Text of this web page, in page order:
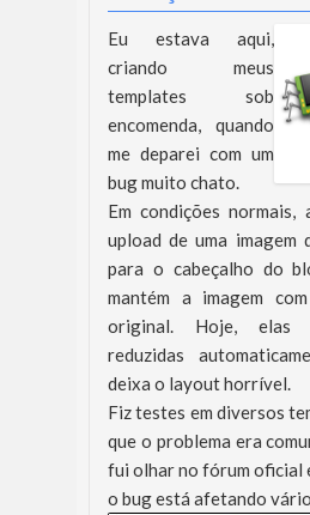
Eu estava aqui,
criando meus
templates sob
encomenda, quando
me deparei com um
bug muito chato.
Em condições normais,
upload de uma imagem
para o cabeçalho do
mantém a imagem
original. Hoje, elas
reduzidas
deixa o layout horrível.
Fiz testes em diversos
que o problema era
fui olhar no fórum oficial
o bug está afetando